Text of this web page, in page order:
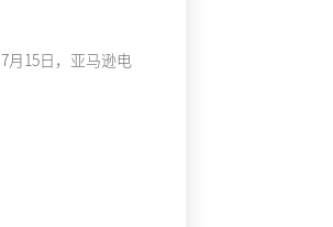
月15日，亚马逊电